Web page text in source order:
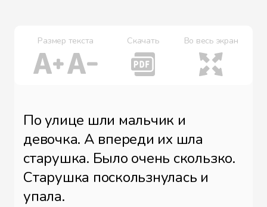
Размер текста Скачать Во весь экран
По улице шли мальчик и
девочка. А впереди их шла
старушка. Было очень скользко.
Старушка поскользнулась и
упала.